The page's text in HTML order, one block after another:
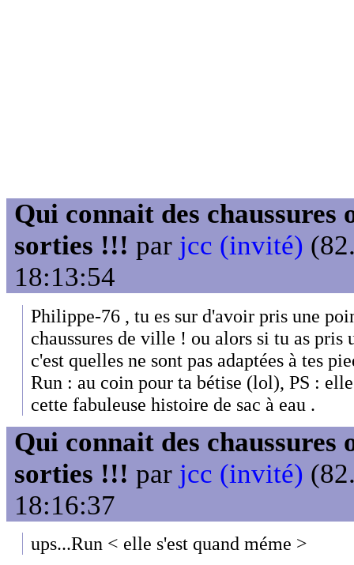
Qui connait des chaussures
sorties !!! par jcc (invité)
18:13:54
Philippe-76 , tu es sur d'avoir pris une
chaussures de ville ! ou alors si tu as pris
c'est quelles ne sont pas adaptées à tes
Run : au coin pour ta bétise (lol), PS :
cette fabuleuse histoire de sac à eau .
Qui connait des chaussures
sorties !!! par jcc (invité)
18:16:37
ups...Run < elle s'est quand méme >